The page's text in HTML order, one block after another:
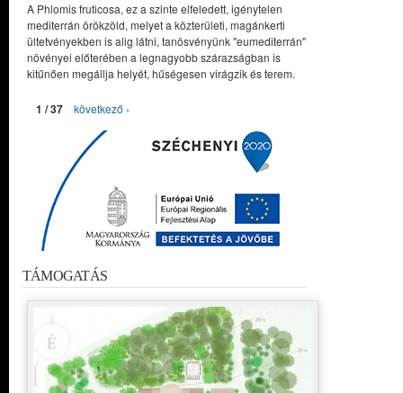
A Phlomis fruticosa, ez a szinte elfeledett, igénytelen
mediterrán örökzöld, melyet a közterületi, magánkerti
ültetvényekben is alig látni, tanösvényünk "eumediterrán"
növényei előterében a legnagyobb szárazságban is
kitűnően megállja helyét, hűségesen virágzik és terem.
1 / 37 következő ›
TÁMOGATÁS